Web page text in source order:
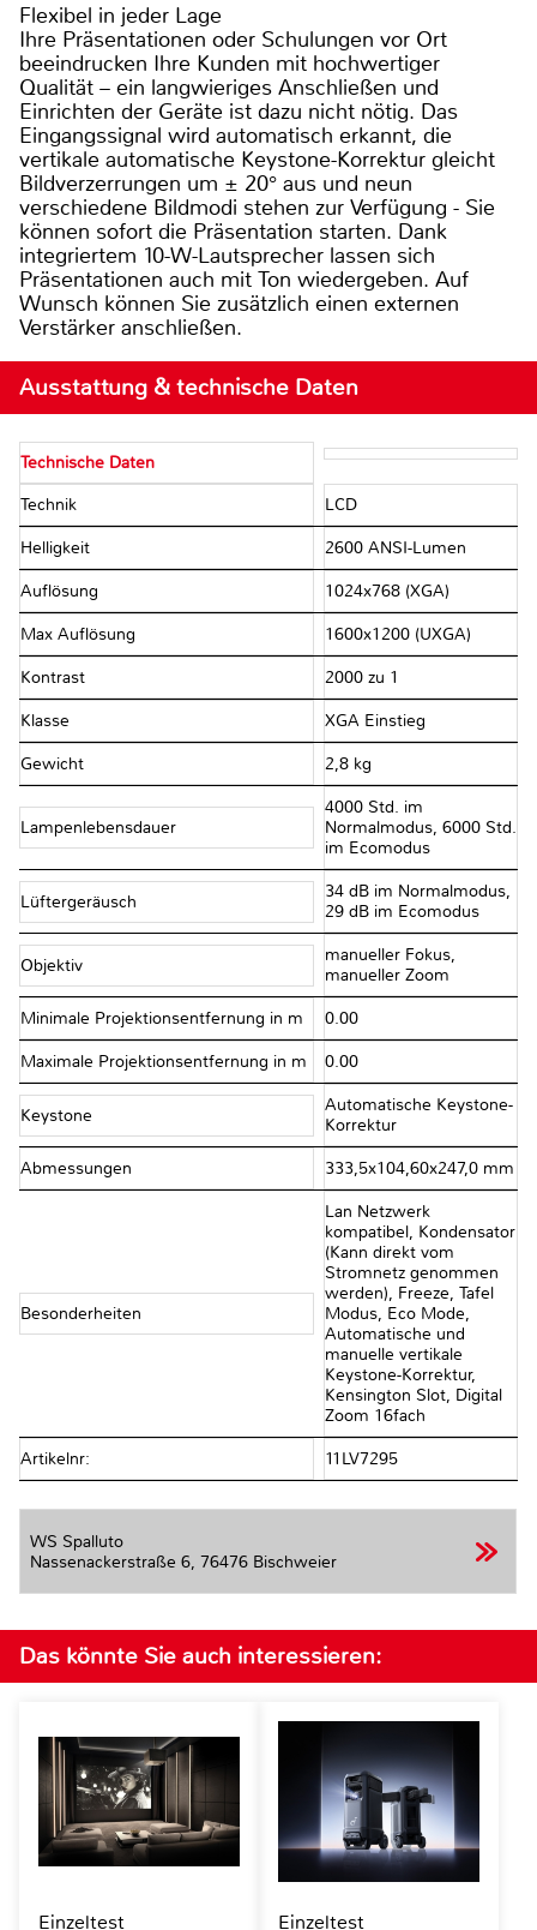
Flexibel in jeder Lage
Ihre Präsentationen oder Schulungen vor Ort
beeindrucken Ihre Kunden mit hochwertiger
Qualität – ein langwieriges Anschließen und
Einrichten der Geräte ist dazu nicht nötig. Das
Eingangssignal wird automatisch erkannt, die
vertikale automatische Keystone-Korrektur gleicht
Bildverzerrungen um ± 20° aus und neun
verschiedene Bildmodi stehen zur Verfügung - Sie
können sofort die Präsentation starten. Dank
integriertem 10-W-Lautsprecher lassen sich
Präsentationen auch mit Ton wiedergeben. Auf
Wunsch können Sie zusätzlich einen externen
Verstärker anschließen.
Ausstattung & technische Daten
Technische Daten
Technik LCD
Helligkeit 2600 ANSI-Lumen
Auflösung 1024x768 (XGA)
Max Auflösung 1600x1200 (UXGA)
Kontrast 2000 zu 1
Klasse XGA Einstieg
Gewicht 2,8 kg
Lampenlebensdauer
4000 Std. im
Normalmodus, 6000 Std.
im Ecomodus
Lüftergeräusch
34 dB im Normalmodus,
29 dB im Ecomodus
Objektiv
manueller Fokus,
manueller Zoom
Minimale Projektionsentfernung in m 0.00
Maximale Projektionsentfernung in m 0.00
Keystone
Automatische Keystone-
Korrektur
Abmessungen 333,5x104,60x247,0 mm
Besonderheiten
Lan Netzwerk
kompatibel, Kondensator
(Kann direkt vom
Stromnetz genommen
werden), Freeze, Tafel
Modus, Eco Mode,
Automatische und
manuelle vertikale
Keystone-Korrektur,
Kensington Slot, Digital
Zoom 16fach
Artikelnr: 11LV7295
WS Spalluto
Nassenackerstraße 6, 76476 Bischweier
Das könnte Sie auch interessieren:
Einzeltest Einzeltest